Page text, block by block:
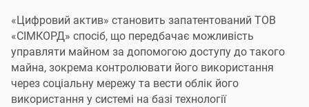
«Цифровий актив» становить запатентований ТОВ
«СІМКОРД» спосіб, що передбачає можливість
управляти майном за допомогою доступу до такого
майна, зокрема контролювати його використання
через соціальну мережу та вести облік його
використання у системі на базі технології